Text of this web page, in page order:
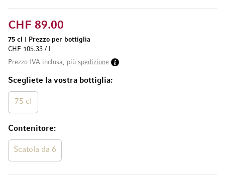
Scegliete la vostra bottiglia
75 cl
Contenitore
Scatola da 6
CHF 89.00
75 cl
Prezzo per bottiglia
CHF 105.33 / l
Prezzo IVA inclusa, più spedizione